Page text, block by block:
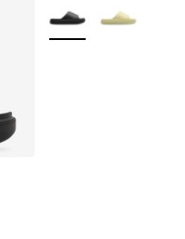
Weitere Farben